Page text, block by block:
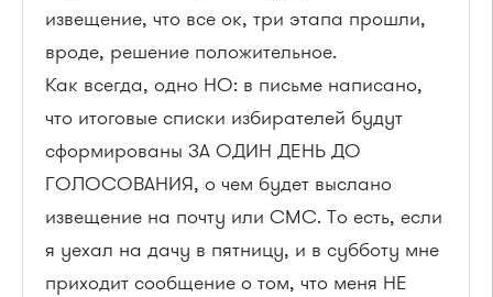
извещение, что все ок, три этапа прошли,
вроде, решение положительное.
Как всегда, одно НО: в письме написано,
что итоговые списки избирателей будут
сформированы ЗА ОДИН ДЕНЬ ДО
ГОЛОСОВАНИЯ, о чем будет выслано
извещение на почту или СМС. То есть, если
я уехал на дачу в пятницу, и в субботу мне
приходит сообщение о том, что меня НЕ